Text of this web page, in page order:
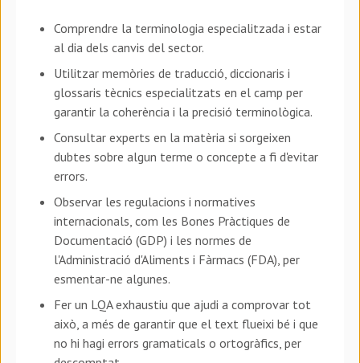
Comprendre la terminologia especialitzada i estar
al dia dels canvis del sector.
Utilitzar memòries de traducció, diccionaris i
glossaris tècnics especialitzats en el camp per
garantir la coherència i la precisió terminològica.
Consultar experts en la matèria si sorgeixen
dubtes sobre algun terme o concepte a fi d'evitar
errors.
Observar les regulacions i normatives
internacionals, com les Bones Pràctiques de
Documentació (GDP) i les normes de
l'Administració d'Aliments i Fàrmacs (FDA), per
esmentar-ne algunes.
Fer un LQA exhaustiu que ajudi a comprovar tot
això, a més de garantir que el text flueixi bé i que
no hi hagi errors gramaticals o ortogràfics, per